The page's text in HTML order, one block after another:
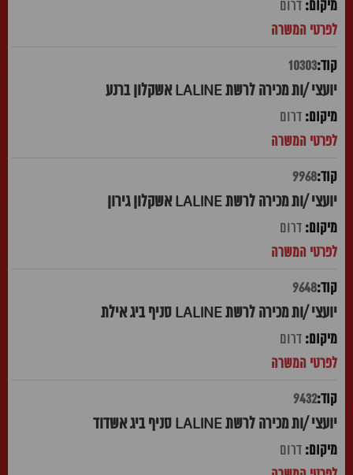
דרום
10303
יועצי /ות מכירה לרשת LALINE אשקלון ברנע
דרום
9968
יועצי /ות מכירה לרשת LALINE אשקלון גירון
דרום
9648
יועצי /ות מכירה לרשת LALINE סניף ביג אילת
דרום
9432
יועצי /ות מכירה לרשת LALINE סניף ביג אשדוד
דרום